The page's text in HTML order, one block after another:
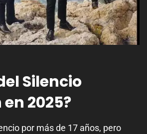
Silencio
2025?
por más de 17 años, pero